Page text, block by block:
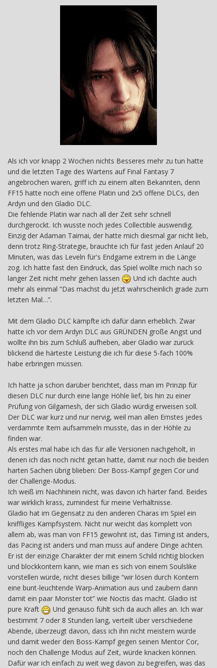
Als ich vor knapp 2 Wochen nichts Besseres mehr zu tun hatte
und die letzten Tage des Wartens auf Final Fantasy 7
angebrochen waren, griff ich zu einem alten Bekannten, denn
FF15 hatte noch eine offene Platin und 2x5 offene DLCs, den
Ardyn und den Gladio DLC.
Die fehlende Platin war nach all der Zeit sehr schnell
durchgerockt. Ich wusste noch jedes Collectible auswendig.
Einzig der Adaman Taimai, der hatte mich diesmal gar nicht lieb,
denn trotz Ring-Strategie, brauchte ich für fast jeden Anlauf 20
Minuten, was das Leveln für's Endgame extrem in die Länge
zog. Ich hatte fast den Eindruck, das Spiel wollte mich nach so
langer Zeit nicht mehr gehen lassen
Und ich dachte auch
mehr als einmal “Das machst du jetzt wahrscheinlich grade zum
letzten Mal…”.
Mit dem Gladio DLC kämpfte ich dafür dann erheblich. Zwar
hatte ich vor dem Ardyn DLC aus GRÜNDEN große Angst und
wollte ihn bis zum Schluß aufheben, aber Gladio war zurück
blickend die härteste Leistung die ich für diese 5-fach 100%
habe erbringen müssen.
Ich hatte ja schon darüber berichtet, dass man im Prinzip für
diesen DLC nur durch eine lange Höhle lief, bis hin zu einer
Prüfung von Gilgamesh, der sich Gladio würdig erweisen soll.
Der DLC war kurz und nur nervig, weil man allen Ernstes jedes
verdammte Item aufsammeln musste, das in der Höhle zu
finden war.
Als erstes mal habe ich das für alle Versionen nachgeholt, in
denen ich das noch nicht getan hatte, damit nur noch die beiden
harten Sachen übrig blieben: Der Boss-Kampf gegen Cor und
der Challenge-Modus.
Ich weiß im Nachhinein nicht, was davon ich härter fand. Beides
war wirklich krass, zumindest für meine Verhältnisse.
Gladio hat im Gegensatz zu den anderen Charas im Spiel ein
kniffliges Kampfsystem. Nicht nur weicht das komplett von
allem ab, was man von FF15 gewohnt ist, das Timing ist anders,
das Pacing ist anders und man muss auf andere Dinge achten.
Er ist der einzige Charakter der mit einem Schild richtig blocken
und blockkontern kann, wie man es sich von einem Soulslike
vorstellen würde, nicht dieses billige “wir lösen durch Kontern
eine bunt-leuchtende Warp-Animation aus und zaubern dann
damit ein paar Monster tot” wie Noctis das macht. Gladio ist
pure Kraft
Und genauso fühlt sich da auch alles an. Ich war
bestimmt 7 oder 8 Stunden lang, verteilt über verschiedene
Abende, überzeugt davon, dass ich ihn nicht meistern würde
und damit weder den Boss-Kampf gegen seinen Mentor Cor,
noch den Challenge Modus auf Zeit, würde knacken können.
Dafür war ich einfach zu weit weg davon zu begreifen, was das